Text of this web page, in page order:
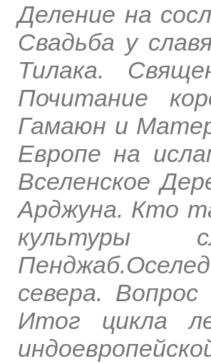
Деление на
Свадьба у
Тилака.
Почитание
Гамаюн и
Европе на
Вселенское
Арджуна. Кто
культуры
севера.
Итог цикла